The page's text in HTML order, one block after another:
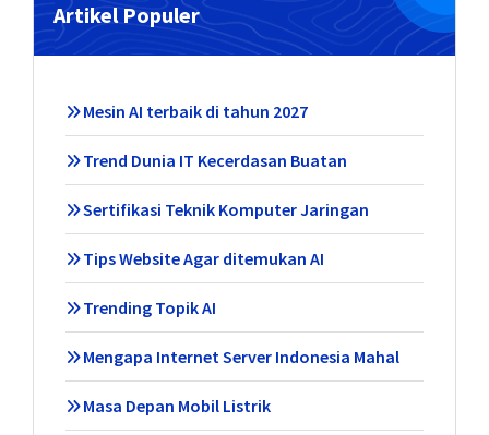
Artikel Populer
Mesin AI terbaik di tahun 2027
Trend Dunia IT Kecerdasan Buatan
Sertifikasi Teknik Komputer Jaringan
Tips Website Agar ditemukan AI
Trending Topik AI
Mengapa Internet Server Indonesia Mahal
Masa Depan Mobil Listrik